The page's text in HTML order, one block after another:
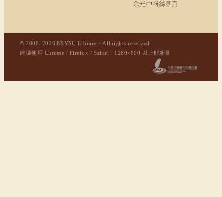
余光中粉絲專頁
© 2008–2026 NSYSU Library · All rights reserved
建議使用 Chrome / Firefox / Safari · 1280×800 以上解析度